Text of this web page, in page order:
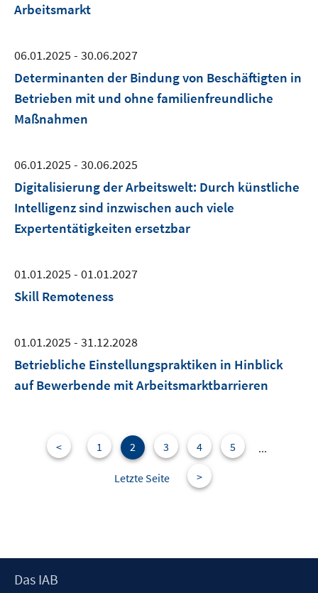
Arbeitsmarkt
06.01.2025 - 30.06.2027
Determinanten der Bindung von Beschäftigten in
Betrieben mit und ohne familienfreundliche
Maßnahmen
06.01.2025 - 30.06.2025
Digitalisierung der Arbeitswelt: Durch künstliche
Intelligenz sind inzwischen auch viele
Expertentätigkeiten ersetzbar
01.01.2025 - 01.01.2027
Skill Remoteness
01.01.2025 - 31.12.2028
Betriebliche Einstellungspraktiken in Hinblick
auf Bewerbende mit Arbeitsmarktbarrieren
< 1 2 3 4 5 ...
Letzte Seite >
Footer
Das IAB